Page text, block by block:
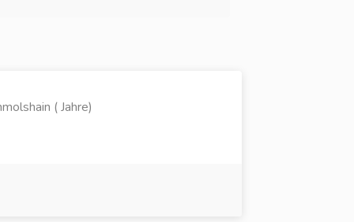
( Jahre)